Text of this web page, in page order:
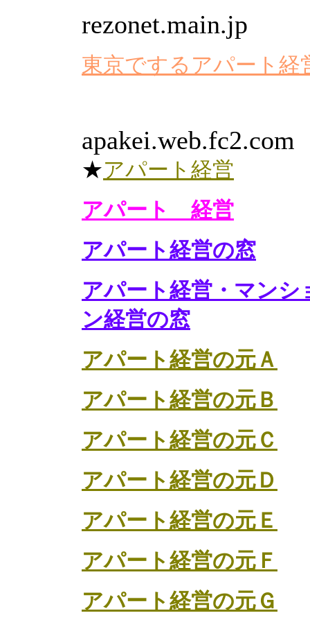
rezonet.main.jp
東京でするアパート経
apakei.web.fc2.com
★アパート経営
アパート 経営
アパート経営の窓
アパート経営・マンシ
ン経営の窓
アパート経営の元Ａ
アパート経営の元Ｂ
アパート経営の元Ｃ
アパート経営の元Ｄ
アパート経営の元Ｅ
アパート経営の元Ｆ
アパート経営の元Ｇ